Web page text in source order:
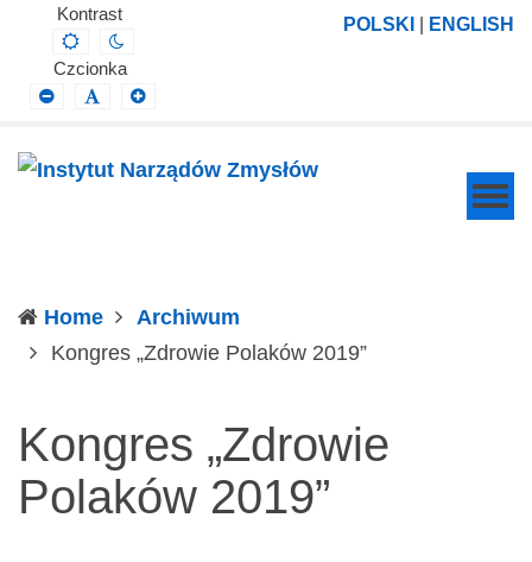
Instytut
Narządów
Zmysłów
Projektowanie,
prowadzenie
prac
rehabilitacji
schorzeń
Kontrast
DefaultNight
Czcionka
SmallerDefaultLarger
POLSKI | ENGLISH
Home
Archiwum
Kongres „Zdrowie Polaków 2019”(current)
Kongres „Zdrowie
Polaków 2019”